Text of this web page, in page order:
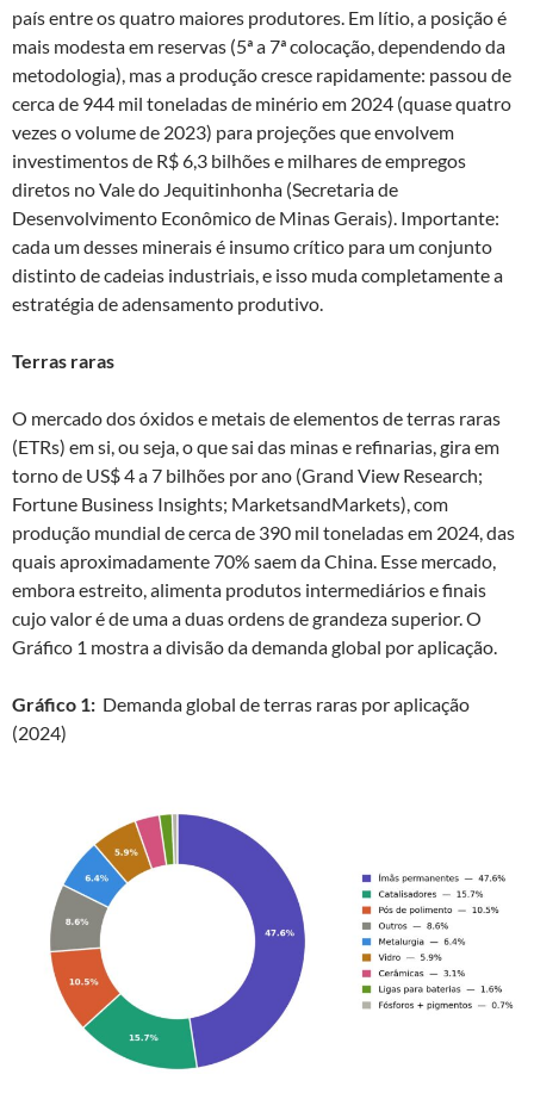
país entre os quatro maiores produtores. Em lítio, a posição é
mais modesta em reservas (5ª a 7ª colocação, dependendo da
metodologia), mas a produção cresce rapidamente: passou de
cerca de 944 mil toneladas de minério em 2024 (quase quatro
vezes o volume de 2023) para projeções que envolvem
investimentos de R$ 6,3 bilhões e milhares de empregos
diretos no Vale do Jequitinhonha (Secretaria de
Desenvolvimento Econômico de Minas Gerais). Importante:
cada um desses minerais é insumo crítico para um conjunto
distinto de cadeias industriais, e isso muda completamente a
estratégia de adensamento produtivo.
Terras raras
O mercado dos óxidos e metais de elementos de terras raras
(ETRs) em si, ou seja, o que sai das minas e refinarias, gira em
torno de US$ 4 a 7 bilhões por ano (Grand View Research;
Fortune Business Insights; MarketsandMarkets), com
produção mundial de cerca de 390 mil toneladas em 2024, das
quais aproximadamente 70% saem da China. Esse mercado,
embora estreito, alimenta produtos intermediários e finais
cujo valor é de uma a duas ordens de grandeza superior. O
Gráfico 1 mostra a divisão da demanda global por aplicação.
Gráfico 1: Demanda global de terras raras por aplicação
(2024)